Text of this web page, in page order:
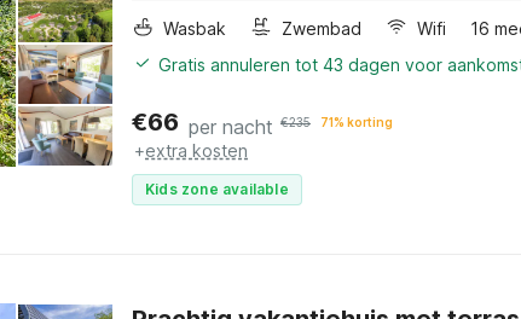
Wasbak
Zwembad Wifi
16
Gratis annuleren tot 43 dagen voor
€66 per nacht €235 71% korting
+extra kosten
Kids zone available